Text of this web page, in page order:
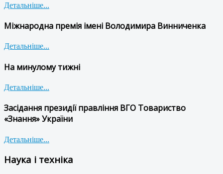
Детальніше...
Міжнародна премія імені Володимира Винниченка
Детальніше...
На минулому тижні
Детальніше...
Засідання президії правління ВГО Товариство
«Знання» України
Детальніше...
Наука і техніка